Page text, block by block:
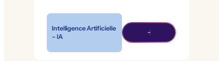
Intelligence Artificielle
– IA